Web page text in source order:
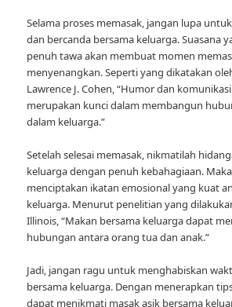
Selama proses memasak, jangan lupa
dan bercanda bersama keluarga. Suasana
penuh tawa akan membuat momen
menyenangkan. Seperti yang dikatakan
Lawrence J. Cohen, “Humor dan
merupakan kunci dalam membangun
dalam keluarga.”
Setelah selesai memasak, nikmatilah
keluarga dengan penuh kebahagiaan.
menciptakan ikatan emosional yang kuat
keluarga. Menurut penelitian yang
Illinois, “Makan bersama keluarga dapat
hubungan antara orang tua dan anak.”
Jadi, jangan ragu untuk menghabiskan
bersama keluarga. Dengan menerapkan
dapat menikmati masak asik bersama